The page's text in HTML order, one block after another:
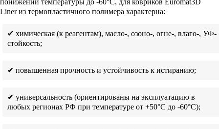
понижении температуры до -60°С, для ковриков Euromat3D
Liner из термопластичного полимера характерна:
✔ химическая (к реагентам), масло-, озоно-, огне-, влаго-, УФ-
стойкость;
✔ повышенная прочность и устойчивость к истиранию;
✔ универсальность (ориентированы на эксплуатацию в
любых регионах РФ при температуре от +50°С до -60°С);